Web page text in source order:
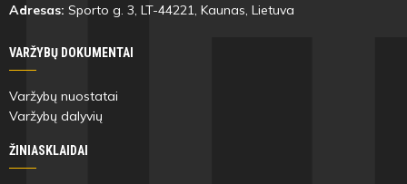
Adresas: Sporto g. 3, LT-44221 , Kaunas, Lietuva
VARŽYBŲ DOKUMENTAI
Varžybų nuostatai
Varžybų dalyvių
ŽINIASKLAIDAI